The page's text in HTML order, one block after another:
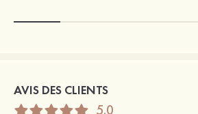
AVIS DES CLIENTS
5.0